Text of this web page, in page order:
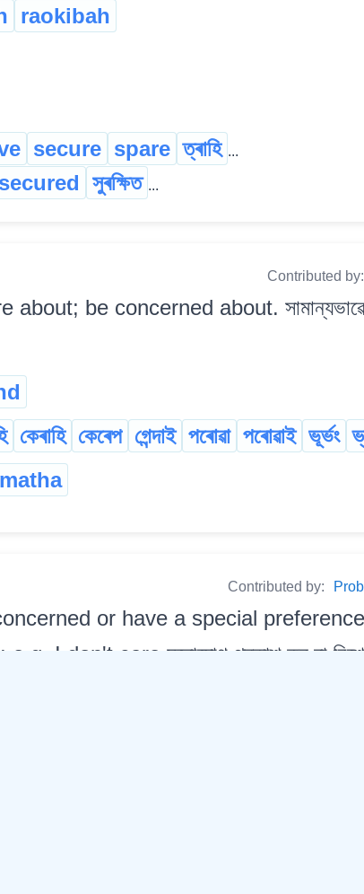
raokibah
secure spare ত্ৰাহি ...
secured সুৰক্ষিত ...
Contributed by:
about; be concerned about. সামান্যভাৱে
কেৰাহি কেৰেপ গেন্দাই পৰোৱা পৰোৱাই ভূৰ্ভং
matha
Contributed by:
or have a special
I don't care মনোযোগ প্ৰকাশ কৰ্ বা